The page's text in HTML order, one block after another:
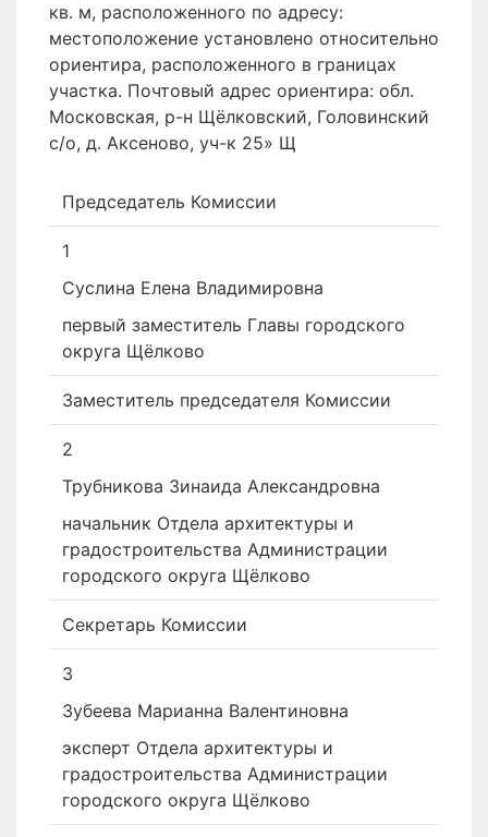
кв. м, расположенного по адресу:
местоположение установлено относительно
ориентира, расположенного в границах
участка. Почтовый адрес ориентира: обл.
Московская, р-н Щёлковский, Головинский
с/о, д. Аксеново, уч-к 25» Щ
Председатель Комиссии
1
Суслина Елена Владимировна
первый заместитель Главы городского
округа Щёлково
Заместитель председателя Комиссии
2
Трубникова Зинаида Александровна
начальник Отдела архитектуры и
градостроительства Администрации
городского округа Щёлково
Секретарь Комиссии
3
Зубеева Марианна Валентиновна
эксперт Отдела архитектуры и
градостроительства Администрации
городского округа Щёлково